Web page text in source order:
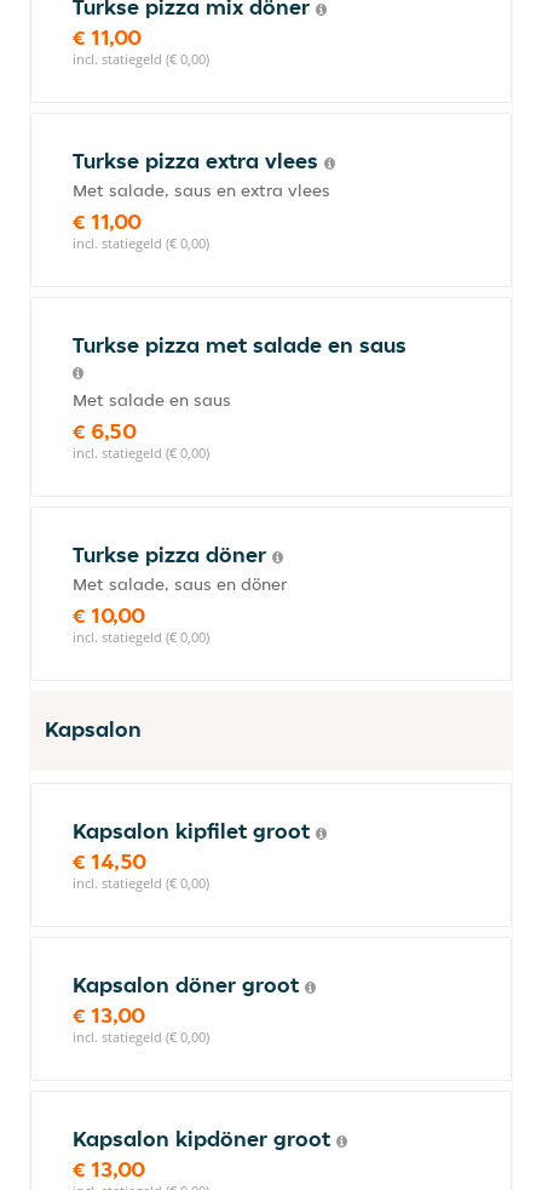
Turkse pizza mix döner
€ 11,00
incl. statiegeld (€ 0,00)
Turkse pizza extra vlees
Met salade, saus en extra vlees
€ 11,00
incl. statiegeld (€ 0,00)
Turkse pizza met salade en saus
Met salade en saus
€ 6,50
incl. statiegeld (€ 0,00)
Turkse pizza döner
Met salade, saus en döner
€ 10,00
incl. statiegeld (€ 0,00)
Kapsalon
Kapsalon kipfilet groot
€ 14,50
incl. statiegeld (€ 0,00)
Kapsalon döner groot
€ 13,00
incl. statiegeld (€ 0,00)
Kapsalon kipdöner groot
€ 13,00